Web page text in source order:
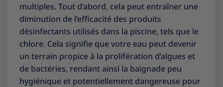
multiples. Tout d’abord, cela peut entraîner une
diminution de l’efficacité des produits
désinfectants utilisés dans la piscine, tels que le
chlore. Cela signifie que votre eau peut devenir
un terrain propice à la prolifération d’algues et
de bactéries, rendant ainsi la baignade peu
hygiénique et potentiellement dangereuse pour